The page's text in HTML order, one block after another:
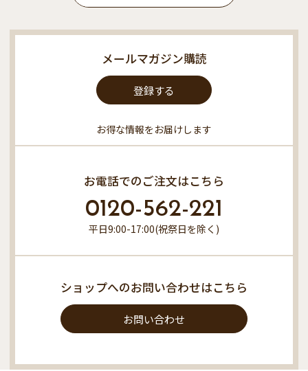
メールマガジン購読
登録する
お得な情報をお届けします
お電話でのご注文はこちら
0120-562-221
平日9:00-17:00(祝祭日を除く)
ショップへのお問い合わせはこちら
お問い合わせ